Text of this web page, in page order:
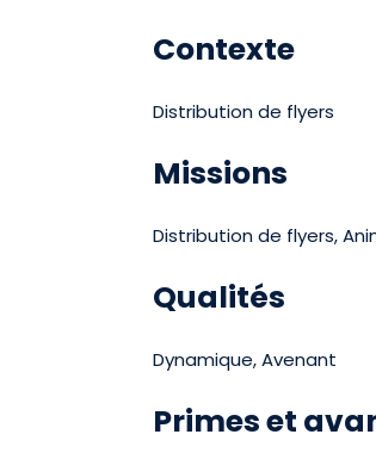
Contexte
Distribution de flyers
Missions
Distribution de flyers,
Qualités
Dynamique, Avenant
Primes et